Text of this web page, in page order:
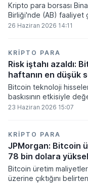
Kripto para borsası
Birliği'nde (AB) faaliyet
gerekli düzenleyici
26 Haziran 2026 14:11
KRIPTO PARA
Risk iştahı azaldı:
haftanın en düşük
Bitcoin teknoloji
baskısının etkisiyle
iki haftanın en düşük
23 Haziran 2026 15:07
KRIPTO PARA
JPMorgan: Bitcoin
78 bin dolara
Bitcoin üretim
üzerine çıktığını